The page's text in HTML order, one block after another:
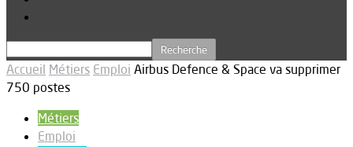
Accueil Métiers Emploi Airbus Defence & Space va supprimer
750 postes
Métiers
Emploi